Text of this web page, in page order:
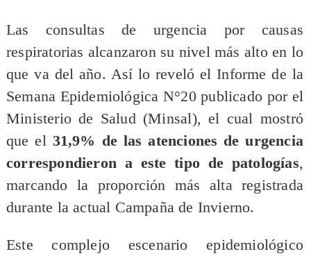
Las consultas de urgencia por causas
respiratorias alcanzaron su nivel más alto en lo
que va del año. Así lo reveló el Informe de la
Semana Epidemiológica N°20 publicado por el
Ministerio de Salud (Minsal), el cual mostró
que el 31,9% de las atenciones de urgencia
correspondieron a este tipo de patologías,
marcando la proporción más alta registrada
durante la actual Campaña de Invierno.
Este complejo escenario epidemiológico